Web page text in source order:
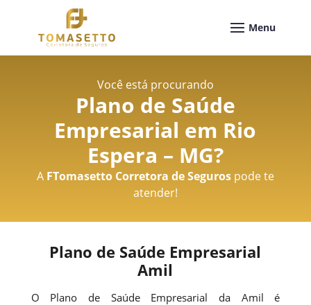
Você está procurando
Plano de Saúde
Empresarial em Rio
Espera – MG?
A FTomasetto Corretora de Segurospode te
atender!
Plano de Saúde Empresarial
Amil
O Plano de Saúde Empresarial da Amil é